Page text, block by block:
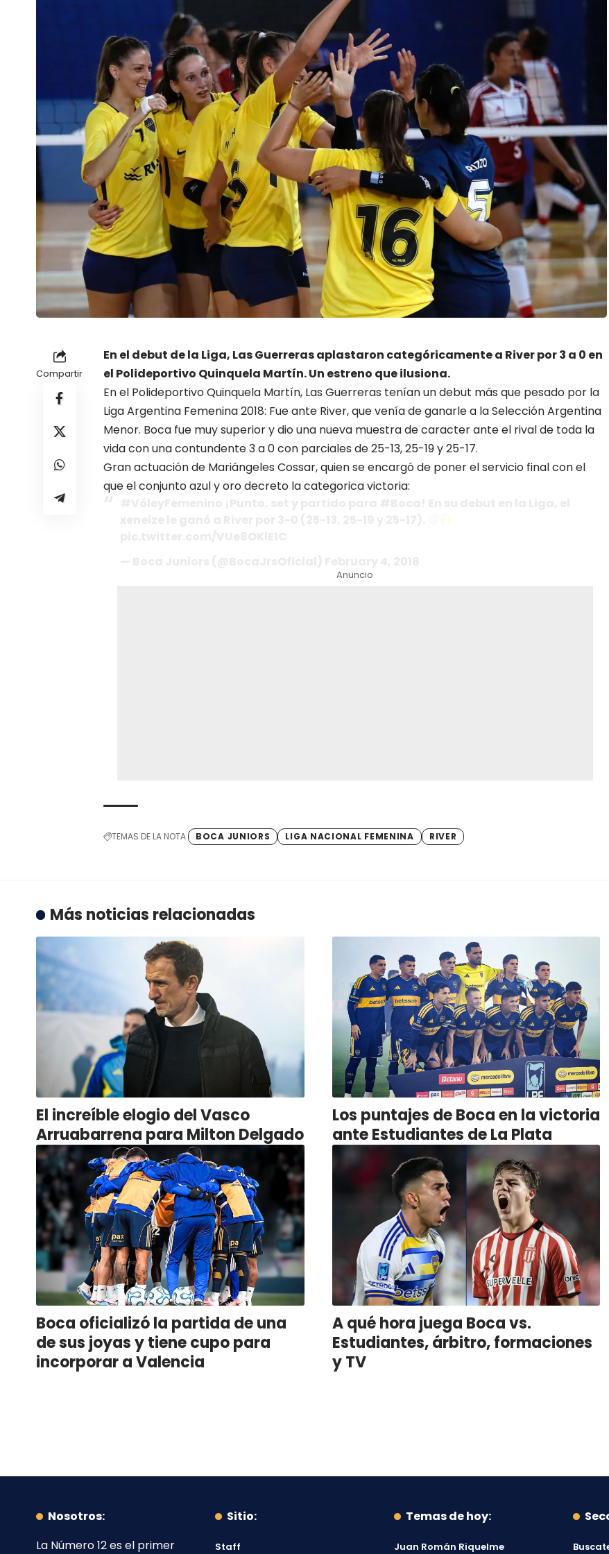
Compartir
En el debut de la Liga, Las Guerreras aplastaron categóricamente a River por 3 a 0 en
el Polideportivo Quinquela Martín. Un estreno que ilusiona.
En el Polideportivo Quinquela Martín, Las Guerreras tenían un debut más que pesado por la
Liga Argentina Femenina 2018: Fue ante River, que venía de ganarle a la Selección Argentina
Menor. Boca fue muy superior y dio una nueva muestra de caracter ante el rival de toda la
vida con una contundente 3 a 0 con parciales de 25-13, 25-19 y 25-17.
Gran actuación de Mariángeles Cossar, quien se encargó de poner el servicio final con el
que el conjunto azul y oro decreto la categorica victoria:
Anuncio
TEMAS DE LA NOTA BOCA JUNIORS LIGA NACIONAL FEMENINA RIVER
Más noticias relacionadas
El increíble elogio del Vasco
Arruabarrena para Milton Delgado
Los puntajes de Boca en la victoria
ante Estudiantes de La Plata
Boca oficializó la partida de una
de sus joyas y tiene cupo para
incorporar a Valencia
A qué hora juega Boca vs.
Estudiantes, árbitro, formaciones
y TV
Nosotros:
La Número 12es el primer
Sitio:
Staff
Temas de hoy:
Juan Román Riquelme